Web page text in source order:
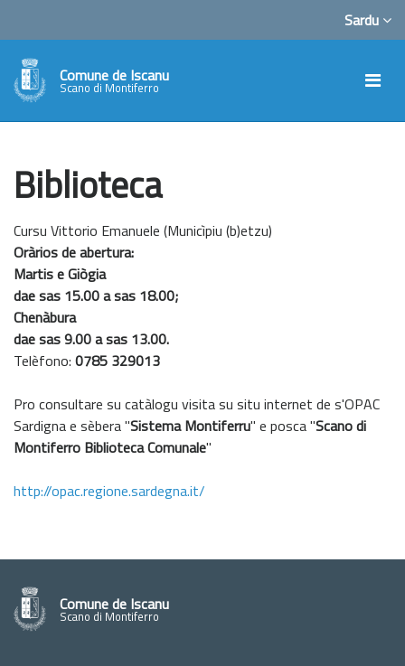
Sardu
Comune de Iscanu
Scano di Montiferro
Biblioteca
Cursu Vittorio Emanuele (Municìpiu (b)etzu)
Oràrios de abertura:
Martis e Giògia
dae sas 15.00 a sas 18.00;
Chenàbura
dae sas 9.00 a sas 13.00.
Telèfono: 0785 329013
Pro consultare su catàlogu visita su situ internet de s'OPAC
Sardigna e sèbera "Sistema Montiferru" e posca "Scano di
Montiferro Biblioteca Comunale"
http://opac.regione.sardegna.it/
Comune de Iscanu
Scano di Montiferro